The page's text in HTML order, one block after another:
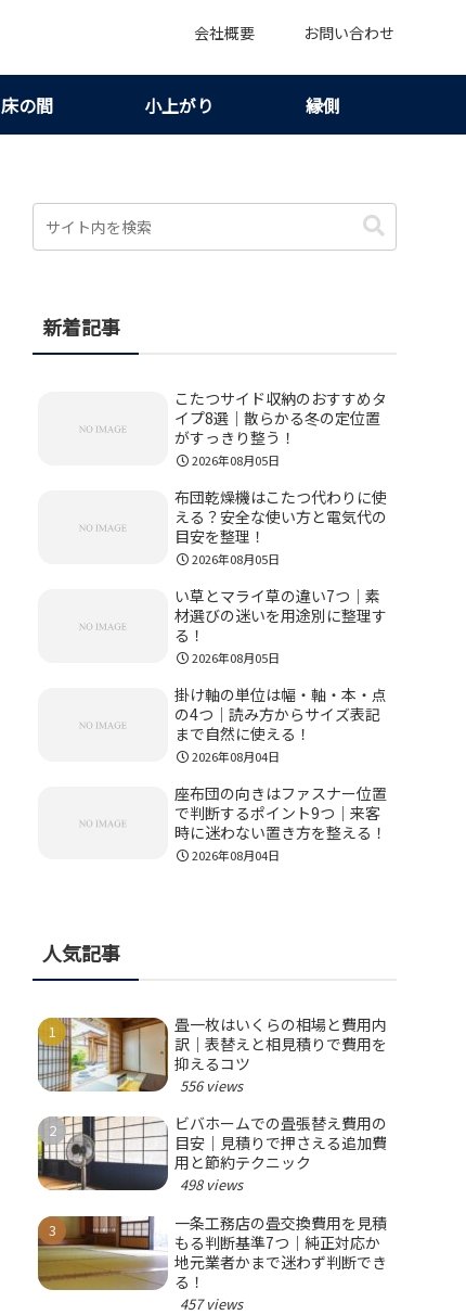
会社概要 お問い合わせ
床の間 小上がり 縁側
新着記事
こたつサイド収納のおすすめタ
イプ8選｜散らかる冬の定位置
がすっきり整う！
2026年08月05日
布団乾燥機はこたつ代わりに使
える？安全な使い方と電気代の
目安を整理！
2026年08月05日
い草とマライ草の違い7つ｜素
材選びの迷いを用途別に整理す
る！
2026年08月05日
掛け軸の単位は幅・軸・本・点
の4つ｜読み方からサイズ表記
まで自然に使える！
2026年08月04日
座布団の向きはファスナー位置
で判断するポイント9つ｜来客
時に迷わない置き方を整える！
2026年08月04日
人気記事
畳一枚はいくらの相場と費用内
訳｜表替えと相見積りで費用を
抑えるコツ
556 views
ビバホームでの畳張替え費用の
目安｜見積りで押さえる追加費
用と節約テクニック
498 views
一条工務店の畳交換費用を見積
もる判断基準7つ｜純正対応か
地元業者かまで迷わず判断でき
る！
457 views